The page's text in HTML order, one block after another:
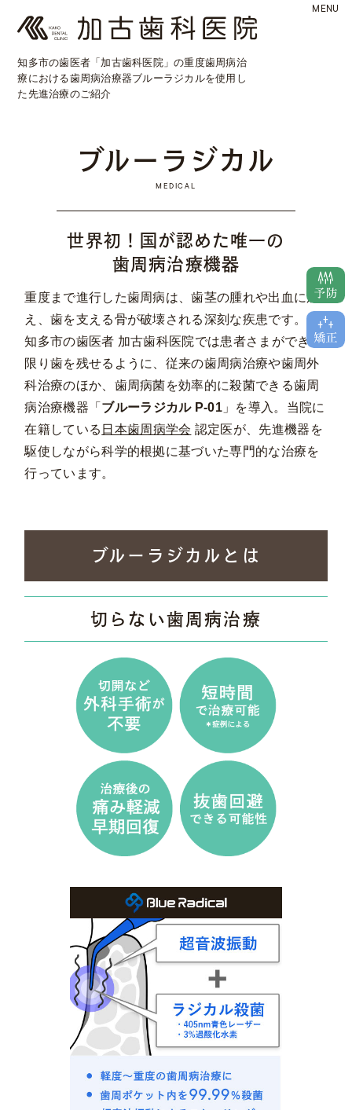
知多市の歯医者「加古歯科医院」の重度歯周病治
療における歯周病治療器ブルーラジカルを使用し
た先進治療のご紹介
MENU
ブルーラジカル
MEDICAL
世界初！国が認めた唯一の
歯周病治療機器
重度まで進行した歯周病は、歯茎の腫れや出血に加
え、歯を支える骨が破壊される深刻な疾患です。
知多市の歯医者 加古歯科医院では患者さまができる
限り歯を残せるように、従来の歯周病治療や歯周外
科治療のほか、歯周病菌を効率的に殺菌できる歯周
病治療機器「 ブルーラジカル P-01 」を導入。当院に
在籍している 日本歯周病学会 認定医が、先進機器を
駆使しながら科学的根拠に基づいた専門的な治療を
行っています。
ブルーラジカルとは
切らない歯周病治療